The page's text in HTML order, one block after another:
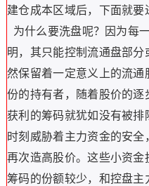
建仓成本区域后，下面就
为什么要洗盘呢？因为每
明，其只能控制流通盘部
然保留着一定意义上的流
份的持有者，随着股价的
获利的筹码就犹如没有被排
时刻威胁着主力资金的安
再次造高股价。这些小资
筹码的份额较少，和控盘